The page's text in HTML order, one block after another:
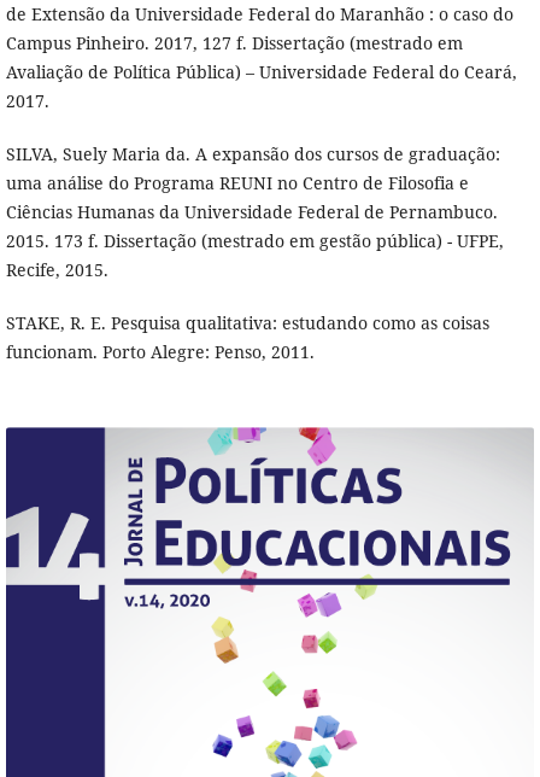
de Extensão da Universidade Federal do Maranhão : o caso do
Campus Pinheiro. 2017, 127 f. Dissertação (mestrado em
Avaliação de Política Pública) – Universidade Federal do Ceará,
2017.
SILVA, Suely Maria da. A expansão dos cursos de graduação:
uma análise do Programa REUNI no Centro de Filosofia e
Ciências Humanas da Universidade Federal de Pernambuco.
2015. 173 f. Dissertação (mestrado em gestão pública) - UFPE,
Recife, 2015.
STAKE, R. E. Pesquisa qualitativa: estudando como as coisas
funcionam. Porto Alegre: Penso, 2011.